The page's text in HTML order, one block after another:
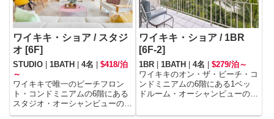
ワイキキ・ショア / スタジ
オ [6F]
STUDIO 1BATH 4名
$418/泊
～
ワイキキで唯一のビーチフロン
ト・コンドミニアムの6階にある
スタジオ・オーシャンビューのユ
ニットです。
ワイキキ・ショア / 1BR
[6F-2]
1BR| 1BATH 4名
$279/泊～
ワイキキのオン・ザ・ビーチ・コ
ンドミニアムの6階にある1ベッ
ドルーム・オーシャンビューのユ